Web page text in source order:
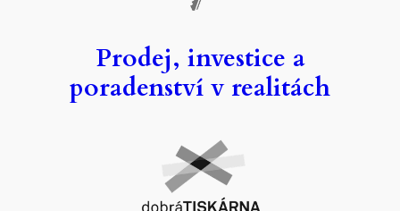
Prodej, investice a
poradenství v realitách